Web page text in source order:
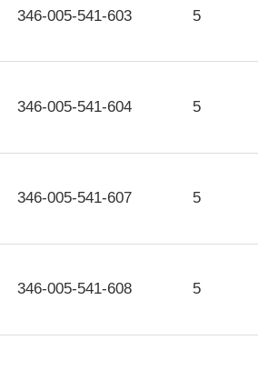
346-005-541-603 5
346-005-541-604 5
346-005-541-607 5
346-005-541-608 5